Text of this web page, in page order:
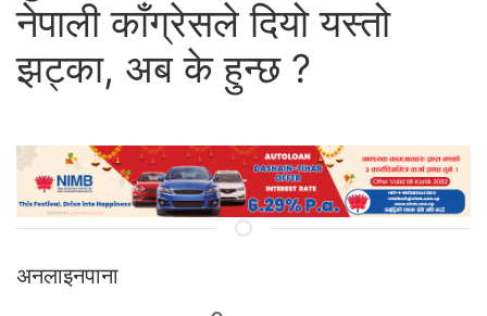
नेपाली काँग्रेसले दियो यस्तो
झट्का, अब के हुन्छ ?
अनलाइनपाना